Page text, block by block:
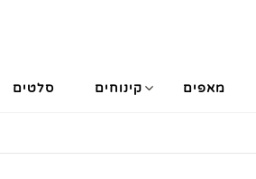
מאפים קינוחים סלטים